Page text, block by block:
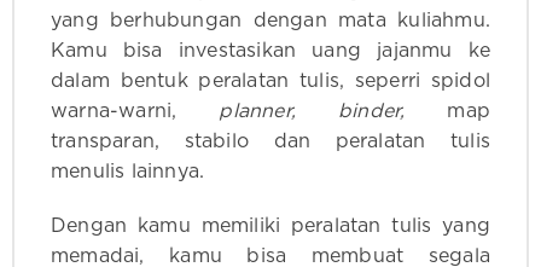
yang berhubungan dengan mata kuliahmu.
Kamu bisa investasikan uang jajanmu ke
dalam bentuk peralatan tulis, seperri spidol
warna-warni, planner, binder, map
transparan, stabilo dan peralatan tulis
menulis lainnya.
Dengan kamu memiliki peralatan tulis yang
memadai, kamu bisa membuat segala